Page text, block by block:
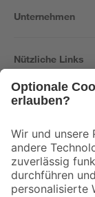
Unternehmen
Nützliche Links
Der toom Newsletter:
Zur Newsletter